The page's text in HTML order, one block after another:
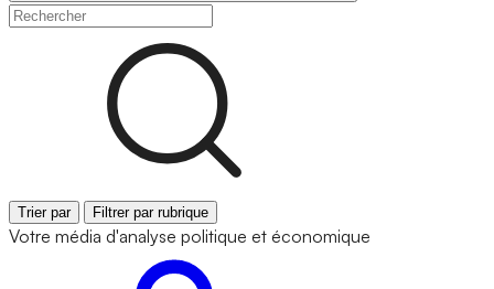
Trier par Filtrer par rubrique
Votre média d'analyse politique et économique